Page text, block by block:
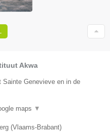
Akwa
Sainte Genevieve en in de
maps ▼
(Vlaams-Brabant)